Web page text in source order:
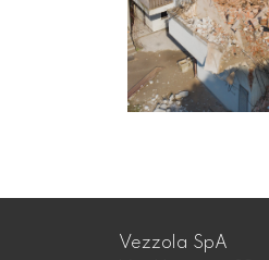
Vezzola SpA